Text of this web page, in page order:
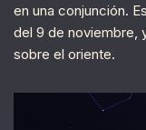
en una conjunción.
del 9 de noviembre,
sobre el oriente.